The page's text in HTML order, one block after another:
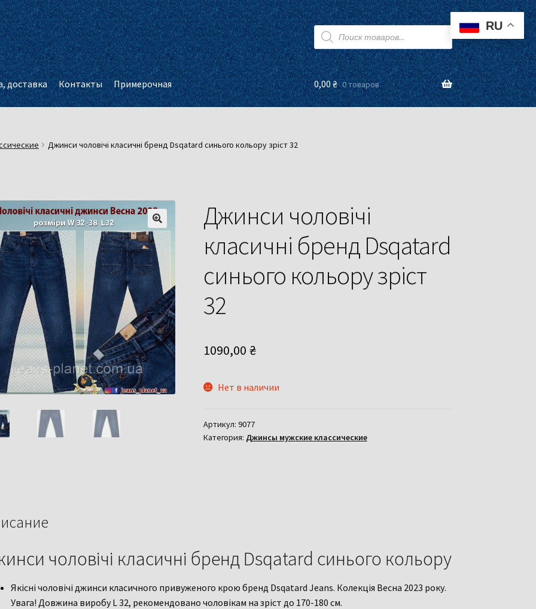
Поиск
товаров
доставка Контакты Примерочная 0,00₴ 0 товаров
Джинси чоловічі класичні бренд Dsqatard синього кольору зріст 32
Джинси чоловічі
класичні бренд Dsqatard
синього кольору зріст
32
1090,00 ₴
Нет в наличии
Артикул: 9077
Категория: Джинсы мужские классические
чоловічі класичні бренд Dsqatard синього кольору
Якісні чоловічі джинси класичного привуженого крою бренд Dsqatard Jeans. Колекція Весна 2023 року.
Увага! Довжина виробу L 32, рекомендовано чоловікам на зріст до 170-180 см.
RU